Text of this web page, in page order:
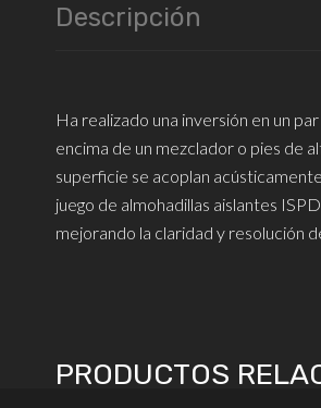
Descripción
Ha realizado una inversión en un
encima de un mezclador o pies de
superficie se acoplan
juego de almohadillas aislantes
mejorando la claridad y resolución
PRODUCTOS